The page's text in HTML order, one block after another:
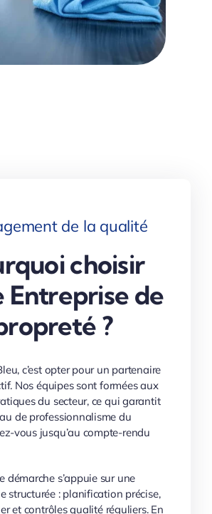
de la qualité
choisir
Entreprise de
?
c’est opter pour un partenaire
Nos équipes sont formées aux
du secteur, ce qui garantit
de professionnalisme du
vous jusqu’au compte-rendu
démarche s’appuie sur une
structurée : planification précise,
et contrôles qualité réguliers. En